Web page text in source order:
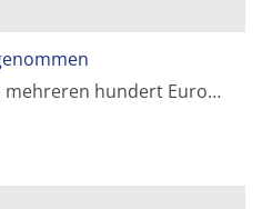
mehreren hundert Euro…